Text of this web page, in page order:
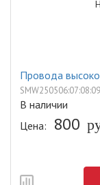
Провода
SMW250506:07:08:09
В наличии
Цена:
800